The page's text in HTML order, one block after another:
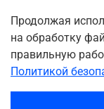
Доставка
Оплата
Личный кабинет
Продолжая
на обработку
правильную
Политикой